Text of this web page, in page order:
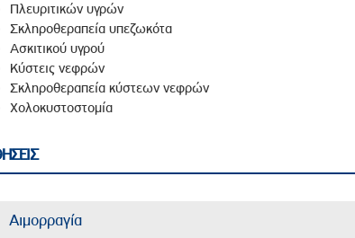
Πλευριτικών υγρών
Σκληροθεραπεία υπεζωκότα
Ασκιτικού υγρού
Κύστεις νεφρών
Σκληροθεραπεία κύστεων νεφρών
Χολοκυστοστομία
Αιμορραγία